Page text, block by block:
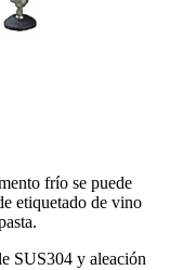
frío se puede
etiquetado de vino
SUS304 y aleación